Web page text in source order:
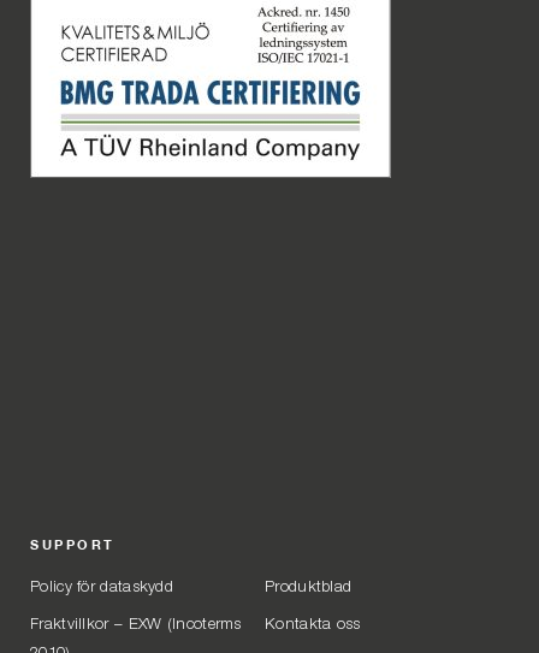
SUPPORT
Policy för dataskydd Produktblad
Fraktvillkor – EXW (Incoterms Kontakta oss